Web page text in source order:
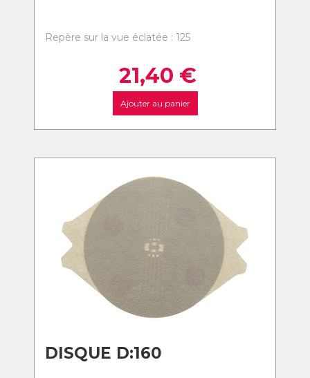
Repère sur la vue éclatée : 125
21,40 €
Ajouter au panier
DISQUE D:160